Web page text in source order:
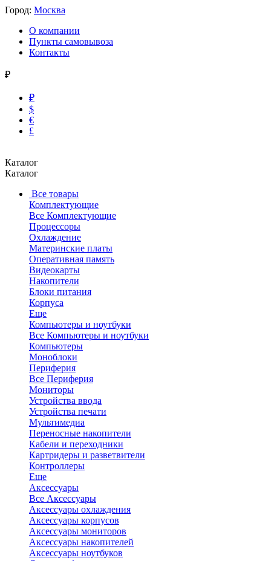
Город: Москва
О компании
Пункты самовывоза
Контакты
₽
₽
$
€
£
Каталог
Каталог
Все товары
Комплектующие
Все Комплектующие
Процессоры
Охлаждение
Материнские платы
Оперативная память
Видеокарты
Накопители
Блоки питания
Корпуса
Еще
Компьютеры и ноутбуки
Все Компьютеры и ноутбуки
Компьютеры
Моноблоки
Периферия
Все Периферия
Мониторы
Устройства ввода
Устройства печати
Мультимедиа
Переносные накопители
Кабели и переходники
Картридеры и разветвители
Контроллеры
Еще
Аксессуары
Все Аксессуары
Аксессуары охлаждения
Аксессуары корпусов
Аксессуары мониторов
Аксессуары накопителей
Аксессуары ноутбуков